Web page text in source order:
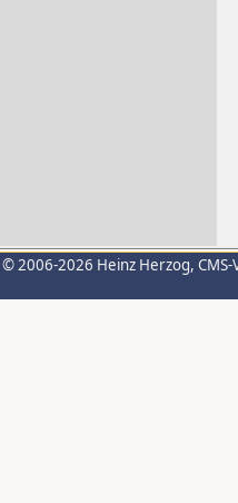
© 2006-2026 Heinz Herzog,